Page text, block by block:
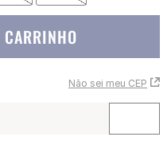
Não sei meu CEP